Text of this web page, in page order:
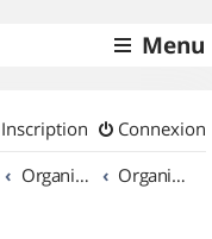
Menu
Connexion
Inscription
Organisation de sorties & Recherche de partenaires Organisation de sorties au Luxembourg